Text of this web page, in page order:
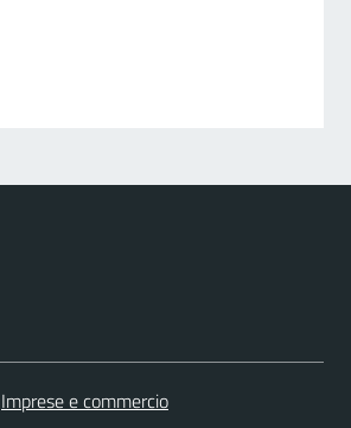
Imprese e commercio